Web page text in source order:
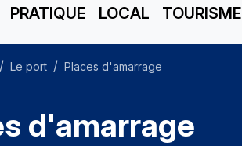
PRATIQUE LOCAL TOURISME
Le port Places d'amarrage
d'amarrage